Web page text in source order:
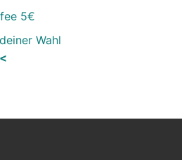
5€
Wahl